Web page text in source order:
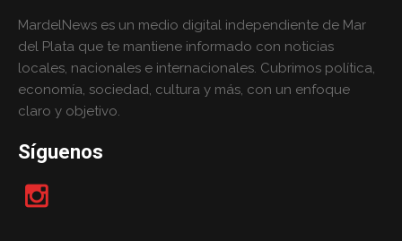
MardelNews es un medio digital independiente de Mar
del Plata que te mantiene informado con noticias
locales, nacionales e internacionales. Cubrimos política,
economía, sociedad, cultura y más, con un enfoque
claro y objetivo.
Síguenos